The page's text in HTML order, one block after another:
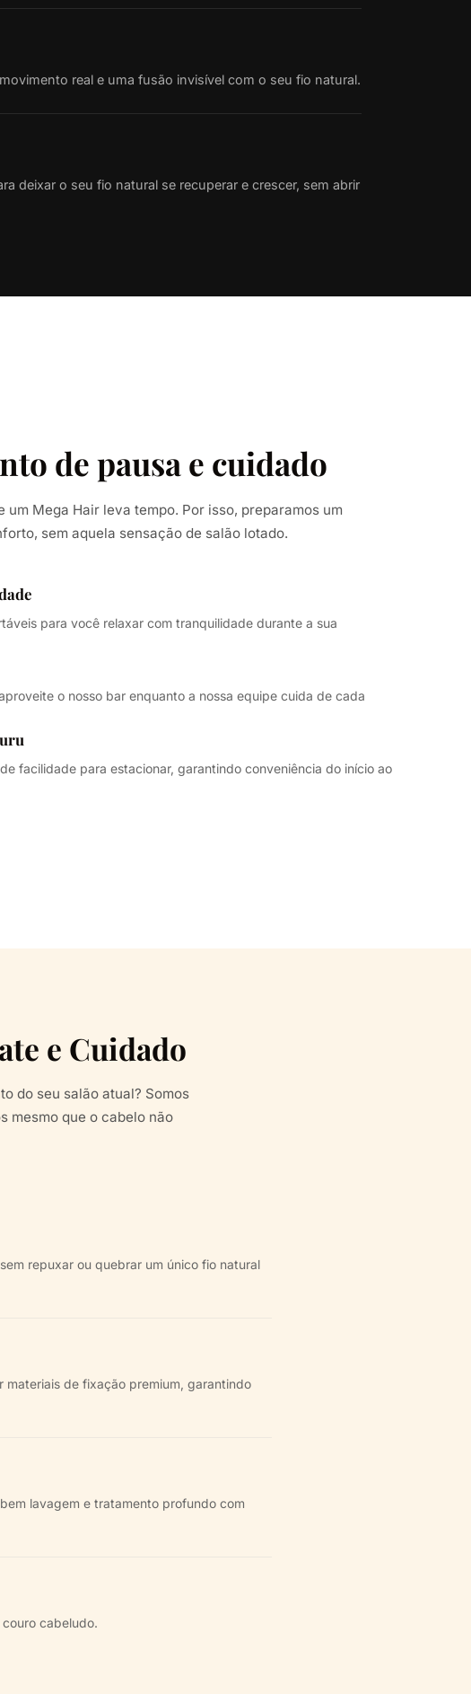
real e uma fusão invisível com o seu fio natural.
deixar o seu fio natural se recuperar e crescer, sem abrir
de pausa e cuidado
um Mega Hair leva tempo. Por isso, preparamos um
sem aquela sensação de salão lotado.
para você relaxar com tranquilidade durante a sua
o nosso bar enquanto a nossa equipe cuida de cada
facilidade para estacionar, garantindo conveniência do início ao
e Cuidado
do seu salão atual? Somos
mesmo que o cabelo não
repuxar ou quebrar um único fio natural
de fixação premium, garantindo
lavagem e tratamento profundo com
cabeludo.